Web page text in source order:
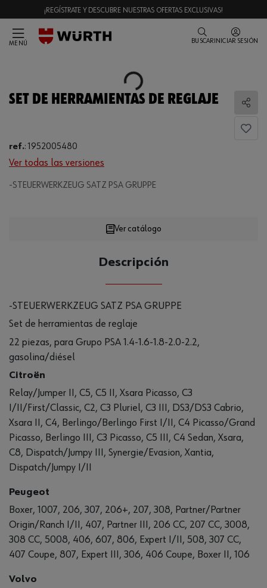
¡REGÍSTRATE Y DESCUBRE NUESTRAS OFERTAS EXCLUSIVAS!
MENÚ BUSCAR INICIAR SESIÓN
Loading...
SET DE HERRAMIENTAS DE REGLAJE
ref.:1952005480
Ver todas las versiones
-STEUERWERKZEUG SATZ PSA GRUPPE
Loading...
Ver catálogo
Descripción
-STEUERWERKZEUG SATZ PSA GRUPPE
Set de herramientas de reglaje
22 piezas, para Grupo PSA 1.4-1.6-1.8-2.0-2.2,
gasolina/diésel
Citroën
Relay/Jumper II, C5, C5 II, Xsara Picasso, C3
I/II/First/Classic, C2, C3 Pluriel, C3 III, DS3/DS3 Cabrio,
Xsara II, C4, Berlingo/Berlingo First I/II, C4 Picasso/Grand
Picasso, Berlingo III, C3 Picasso, C5 III, C4 Sedan, Xsara,
C8, Dispatch/Jumpy III, Synergie/Evasion, Xantia,
Dispatch/Jumpy I/II
Peugeot
Boxer, 1007, 206, 307, 206+, 207, 308, Partner/Partner
Origin/Ranch I/II, 407, Partner III, 206 CC, 207 CC, 3008,
308 CC, 5008, 406, 607, 806, Expert I/II, 508, 307 CC,
407 Coupe, 807, Expert III, 306, 406 Coupe, Boxer II, 106
Volvo